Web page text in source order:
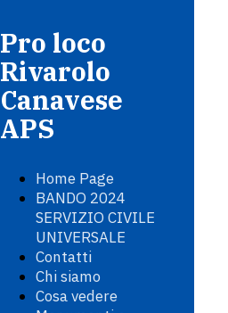
Pro loco
Rivarolo
Canavese
APS
Home Page
BANDO 2024
SERVIZIO CIVILE
UNIVERSALE
Contatti
Chi siamo
Cosa vedere